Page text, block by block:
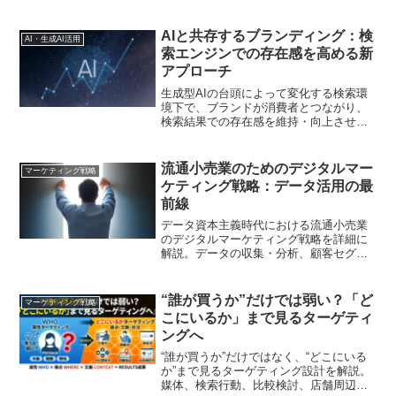
AI・生成AI活用
AIと共存するブランディング：検
索エンジンでの存在感を高める新
アプローチ
生成型AIの台頭によって変化する検索環
境下で、ブランドが消費者とつながり、
検索結果での存在感を維持・向上させる
マーケティング戦略
流通小売業のためのデジタルマー
ケティング戦略：データ活用の最
前線
データ資本主義時代における流通小売業
のデジタルマーケティング戦略を詳細に
解説。データの収集・分析、顧客セグメ
す。
マーケティング戦略
“誰が買うか”だけでは弱い？「ど
こにいるか」まで見るターゲティ
ングへ
“誰が買うか”だけではなく、“どこにいる
か”まで見るターゲティング設計を解説。
媒体、検索行動、比較検討、店舗周辺、